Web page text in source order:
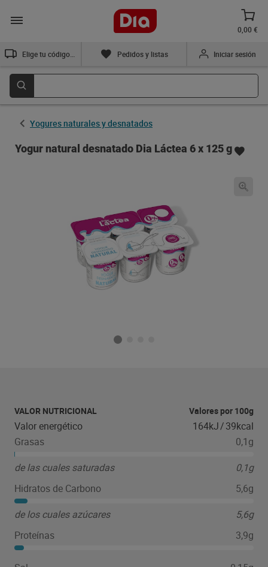
0,00 €
Pedidos y listas Iniciar sesión
Yogures naturales y desnatados
Yogur natural desnatado Dia Láctea 6 x 125 g
VALOR NUTRICIONAL Valores por 100g
Valor energético 164kJ/39kcal
Grasas
0,1g
de las cuales saturadas
0,1g
Hidratos de Carbono
5,6g
de los cuales azúcares
5,6g
Proteínas
3,9g